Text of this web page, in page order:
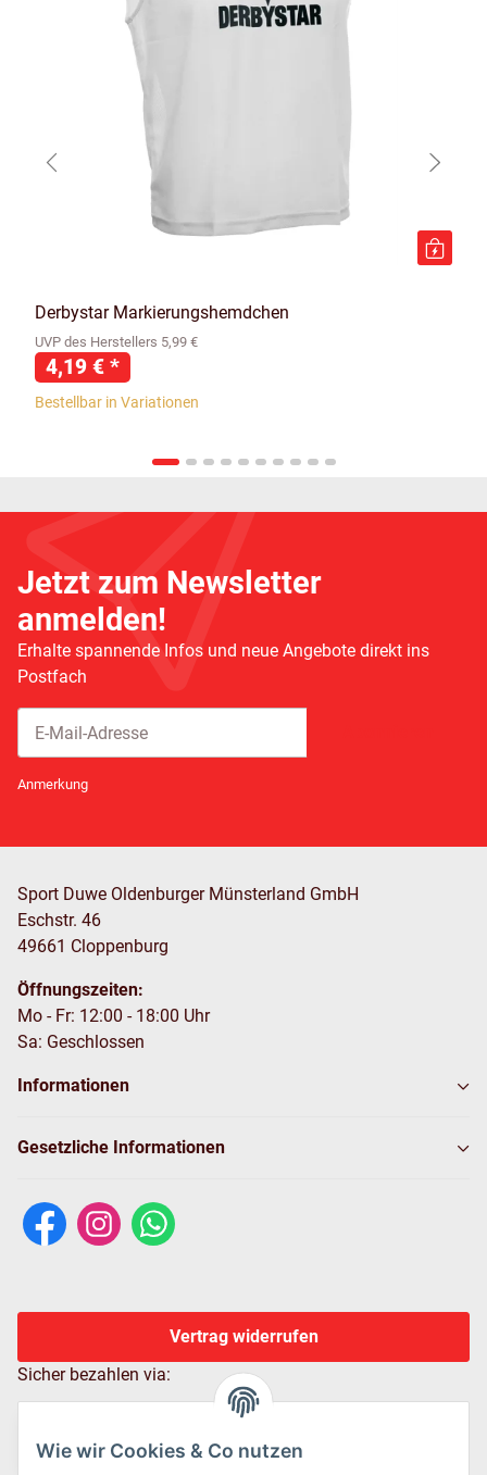
Wie wir Cookies & Co nutzen
Derbystar Markierungshemdchen
UVP des Herstellers 5,99 €
4,19 € *
Bestellbar in Variationen
Jetzt zum Newsletter
anmelden!
Erhalte spannende Infos und neue Angebote direkt ins
Postfach
Anmerkung
Sport Duwe Oldenburger Münsterland GmbH
Eschstr. 46
49661 Cloppenburg
Öffnungszeiten:
Mo - Fr: 12:00 - 18:00 Uhr
Sa: Geschlossen
Informationen
Gesetzliche Informationen
Vertrag widerrufen
Sicher bezahlen via: